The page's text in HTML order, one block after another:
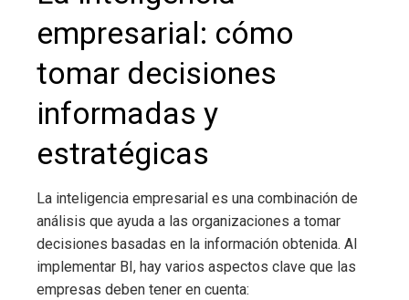
empresarial: cómo
tomar decisiones
informadas y
estratégicas
La inteligencia empresarial es una combinación de
análisis que ayuda a las organizaciones a tomar
decisiones basadas en la información obtenida. Al
implementar BI, hay varios aspectos clave que las
empresas deben tener en cuenta: